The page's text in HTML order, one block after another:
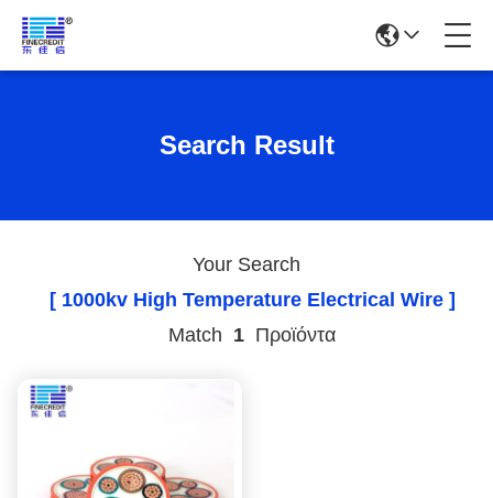
Search Result
Your Search
[ 1000kv High Temperature Electrical Wire ]
Match 1 Προϊόντα